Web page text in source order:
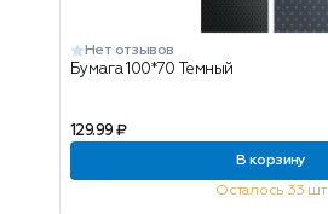
Нет отзывов
Бумага 100*70 Темный
129.99 ₽
В корзину
Осталось 33 шт